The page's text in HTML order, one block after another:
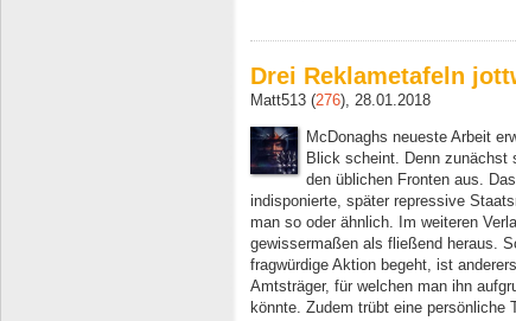
Drei Reklametafeln
Matt513 (276), 28.01.2018
McDonaghs neueste Arbeit
Blick scheint. Denn zunächst
den üblichen Fronten aus.
indisponierte, später repressive
man so oder ähnlich. Im weiteren
gewissermaßen als fließend heraus.
fragwürdige Aktion begeht, ist
Amtsträger, für welchen man ihn
könnte. Zudem trübt eine persönliche